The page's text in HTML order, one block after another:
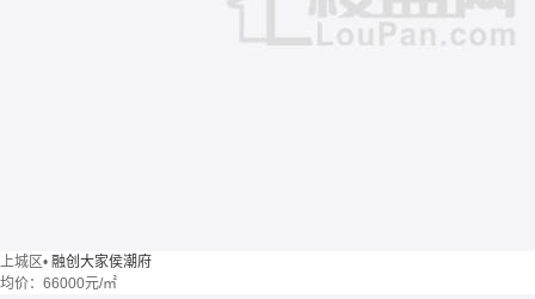
上城区• 融创大家侯潮府
均价： 66000元/㎡